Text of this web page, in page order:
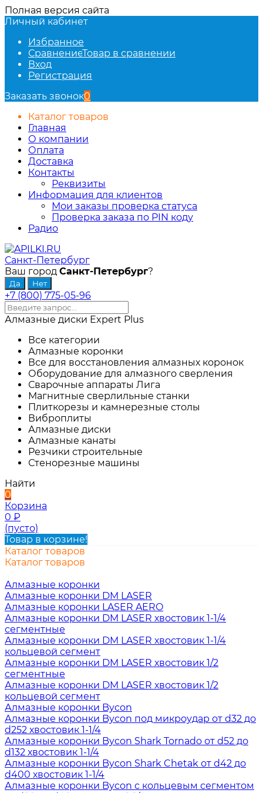
Полная версия сайта
Личный кабинет
Избранное
СравнениеТовар в сравнении
Вход
Регистрация
Заказать звонок0
Каталог товаров
Главная
О компании
Оплата
Доставка
Контакты
Реквизиты
Информация для клиентов
Мои заказы проверка статуса
Проверка заказа по PIN коду
Радио
Санкт-Петербург
Ваш город Санкт-Петербург?
+7 (800) 775-05-96
Алмазные диски Expert Plus
Все категории
Алмазные коронки
Все для восстановления алмазных коронок
Оборудование для алмазного сверления
Сварочные аппараты Лига
Магнитные сверлильные станки
Плиткорезы и камнерезные столы
Виброплиты
Алмазные диски
Алмазные канаты
Резчики строительные
Стенорезные машины
Найти
0
Корзина
0 ₽
(пусто)
Товар в корзине!
Каталог товаров
Каталог товаров
Алмазные коронки
Алмазные коронки DM LASER
Алмазные коронки LASER AERO
Алмазные коронки DM LASER хвостовик 1-1/4
сегментные
Алмазные коронки DM LASER хвостовик 1-1/4
кольцевой сегмент
Алмазные коронки DM LASER хвостовик 1/2
сегментные
Алмазные коронки DM LASER хвостовик 1/2
кольцевой сегмент
Алмазные коронки Bycon
Алмазные коронки Bycon под микроудар от d32 до
d252 хвостовик 1-1/4
Алмазные коронки Bycon Shark Tornado от d52 до
d132 хвостовик 1-1/4
Алмазные коронки Bycon Shark Chetak от d42 до
d400 хвостовик 1-1/4
Алмазные коронки Bycon с кольцевым сегментом